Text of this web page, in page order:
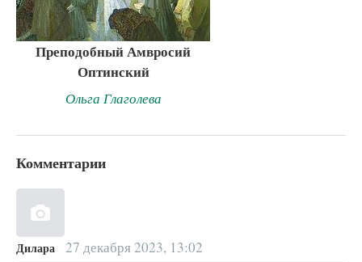
Преподобный Амвросий
Оптинский
Ольга Глаголева
Комментарии
Дилара 27 декабря 2023, 13:02